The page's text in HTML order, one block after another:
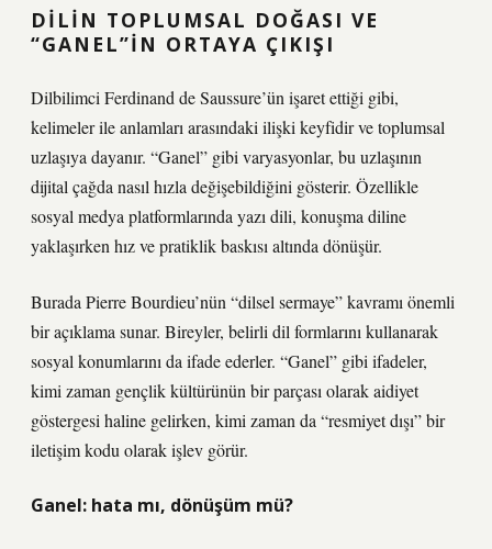
DILIN TOPLUMSAL DOĞASI VE
“GANEL”IN ORTAYA ÇIKIŞI
Dilbilimci Ferdinand de Saussure’ün işaret ettiği gibi,
kelimeler ile anlamları arasındaki ilişki keyfidir ve toplumsal
uzlaşıya dayanır. “Ganel” gibi varyasyonlar, bu uzlaşının
dijital çağda nasıl hızla değişebildiğini gösterir. Özellikle
sosyal medya platformlarında yazı dili, konuşma diline
yaklaşırken hız ve pratiklik baskısı altında dönüşür.
Burada Pierre Bourdieu’nün “dilsel sermaye” kavramı önemli
bir açıklama sunar. Bireyler, belirli dil formlarını kullanarak
sosyal konumlarını da ifade ederler. “Ganel” gibi ifadeler,
kimi zaman gençlik kültürünün bir parçası olarak aidiyet
göstergesi haline gelirken, kimi zaman da “resmiyet dışı” bir
iletişim kodu olarak işlev görür.
Ganel: hata mı, dönüşüm mü?